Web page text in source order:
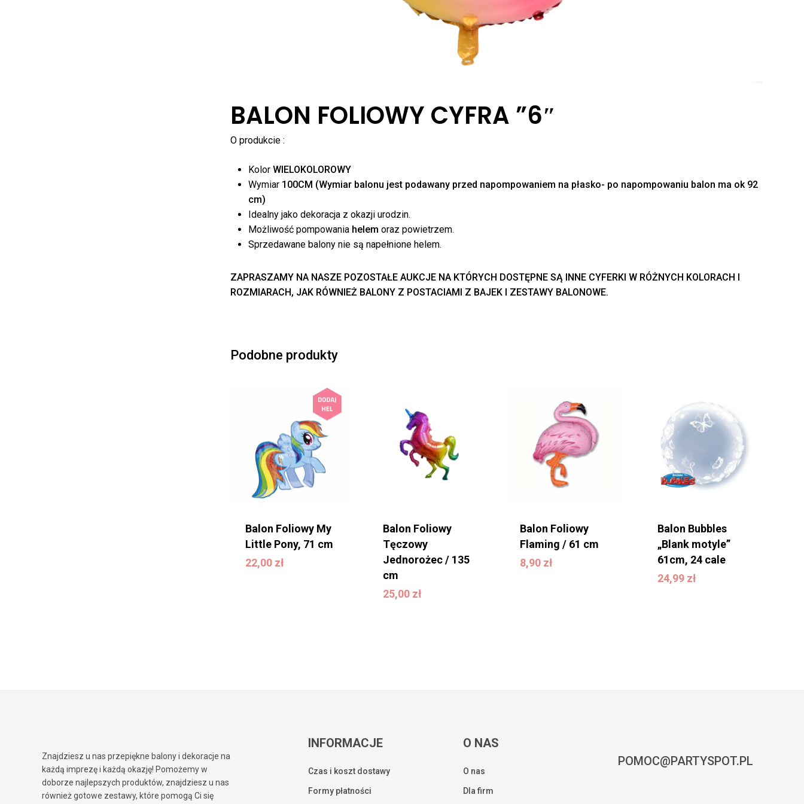
BALON FOLIOWY CYFRA ”6″
O produkcie :
Kolor WIELOKOLOROWY
Wymiar100CM (Wymiar balonu jest podawany przed napompowaniem na płasko- po napompowaniu balon ma ok 92
cm)
Idealny jako dekoracja z okazji urodzin.
Możliwość pompowania helem oraz powietrzem.
Sprzedawane balony nie są napełnione helem.
ZAPRASZAMY NA NASZE POZOSTAŁE AUKCJE NA KTÓRYCH DOSTĘPNE SĄ INNE CYFERKI W RÓŻNYCH KOLORACH I
ROZMIARACH, JAK RÓWNIEŻ BALONY Z POSTACIAMI Z BAJEK I ZESTAWY BALONOWE.
Podobne produkty
Balon Foliowy My
Little Pony, 71 cm
22,00 zł
22,00 zł
Balon Foliowy
Tęczowy
Jednorożec / 135
cm
25,00 zł
25,00
Balon Foliowy
Flaming / 61 cm
8,90 zł
8,90zł
Balon Bubbles
„Blank motyle”
61cm, 24 cale
24,99 zł
24,99zł
Znajdziesz u nas przepiękne balony i dekoracje na
każdą imprezę i każdą okazję! Pomożemy w
doborze najlepszych produktów, znajdziesz u nas
również gotowe zestawy, które pomogą Ci się
INFORMACJE
Czas i koszt dostawy
Formy płatności
O NAS
O nas
Dla firm
POMOC@PARTYSPOT.PL